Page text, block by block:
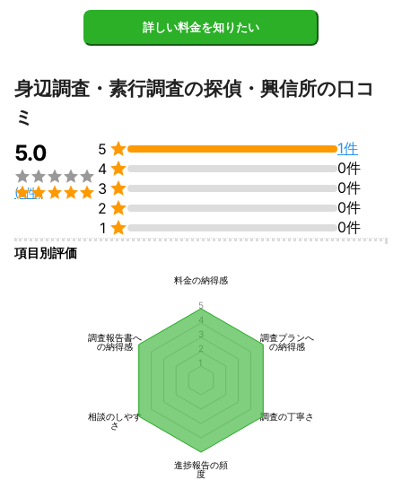
カー対策まで、幅広い調査に対応可能です。
どのようなお悩みでも、お客様に最適な解決策を共に探し、専門
はお気軽にご相談ください。
詳しい料金を知りたい
身辺調査・素行調査の探偵・興信所の口コ
ミ
5.0


(1件)
5 
1件
4 
0件
3 
0件
2 
0件
1  0件
項目別評価
料金の納得感
調査プランへ
の納得感
調査の丁寧さ
進捗報告の頻
度
相談のしやす
さ
調査報告書へ
の納得感
1
2
3
4
5